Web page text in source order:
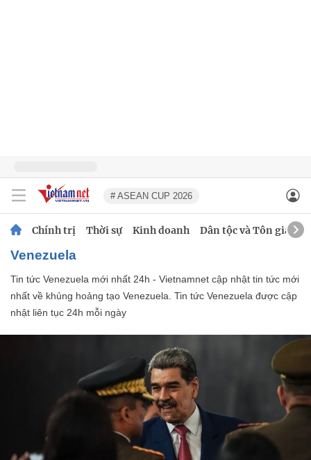
# ASEAN CUP 2026
Chính trị Thời sự Kinh doanh Dân tộc và Tôn giáo
Venezuela
Tin tức Venezuela mới nhất 24h - Vietnamnet cập nhật tin tức mới
nhất về khủng hoảng tạo Venezuela. Tin tức Venezuela được cập
nhật liên tục 24h mỗi ngày